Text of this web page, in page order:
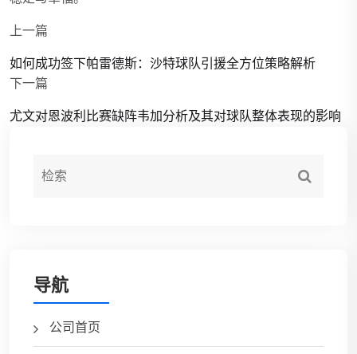
上一篇
如何成功签下帕雷德斯：沙特球队引援全方位策略解析
下一篇
尤文对恩波利比赛缺阵韦加分析及其对球队整体表现的影响
导航
公司首页